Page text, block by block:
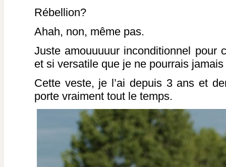
Rébellion?
Ahah, non, même pas.
Juste amouuuuur inconditionnel pour
et si versatile que je ne pourrais jamais
Cette veste, je l’ai depuis 3 ans et
porte vraiment tout le temps.